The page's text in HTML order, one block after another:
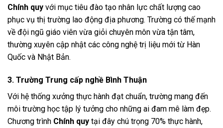
Chính quy với mục tiêu đào tạo nhân lực chất lượng cao
phục vụ thị trường lao động địa phương. Trường có thế mạnh
về đội ngũ giáo viên vừa giỏi chuyên môn vừa tận tâm,
thường xuyên cập nhật các công nghệ trị liệu mới từ Hàn
Quốc và Nhật Bản.
3. Trường Trung cấp nghề Bình Thuận
Với hệ thống xưởng thực hành đạt chuẩn, trường mang đến
môi trường học tập lý tưởng cho những ai đam mê làm đẹp.
Chương trình Chính quy tại đây chú trọng 70% thực hành,